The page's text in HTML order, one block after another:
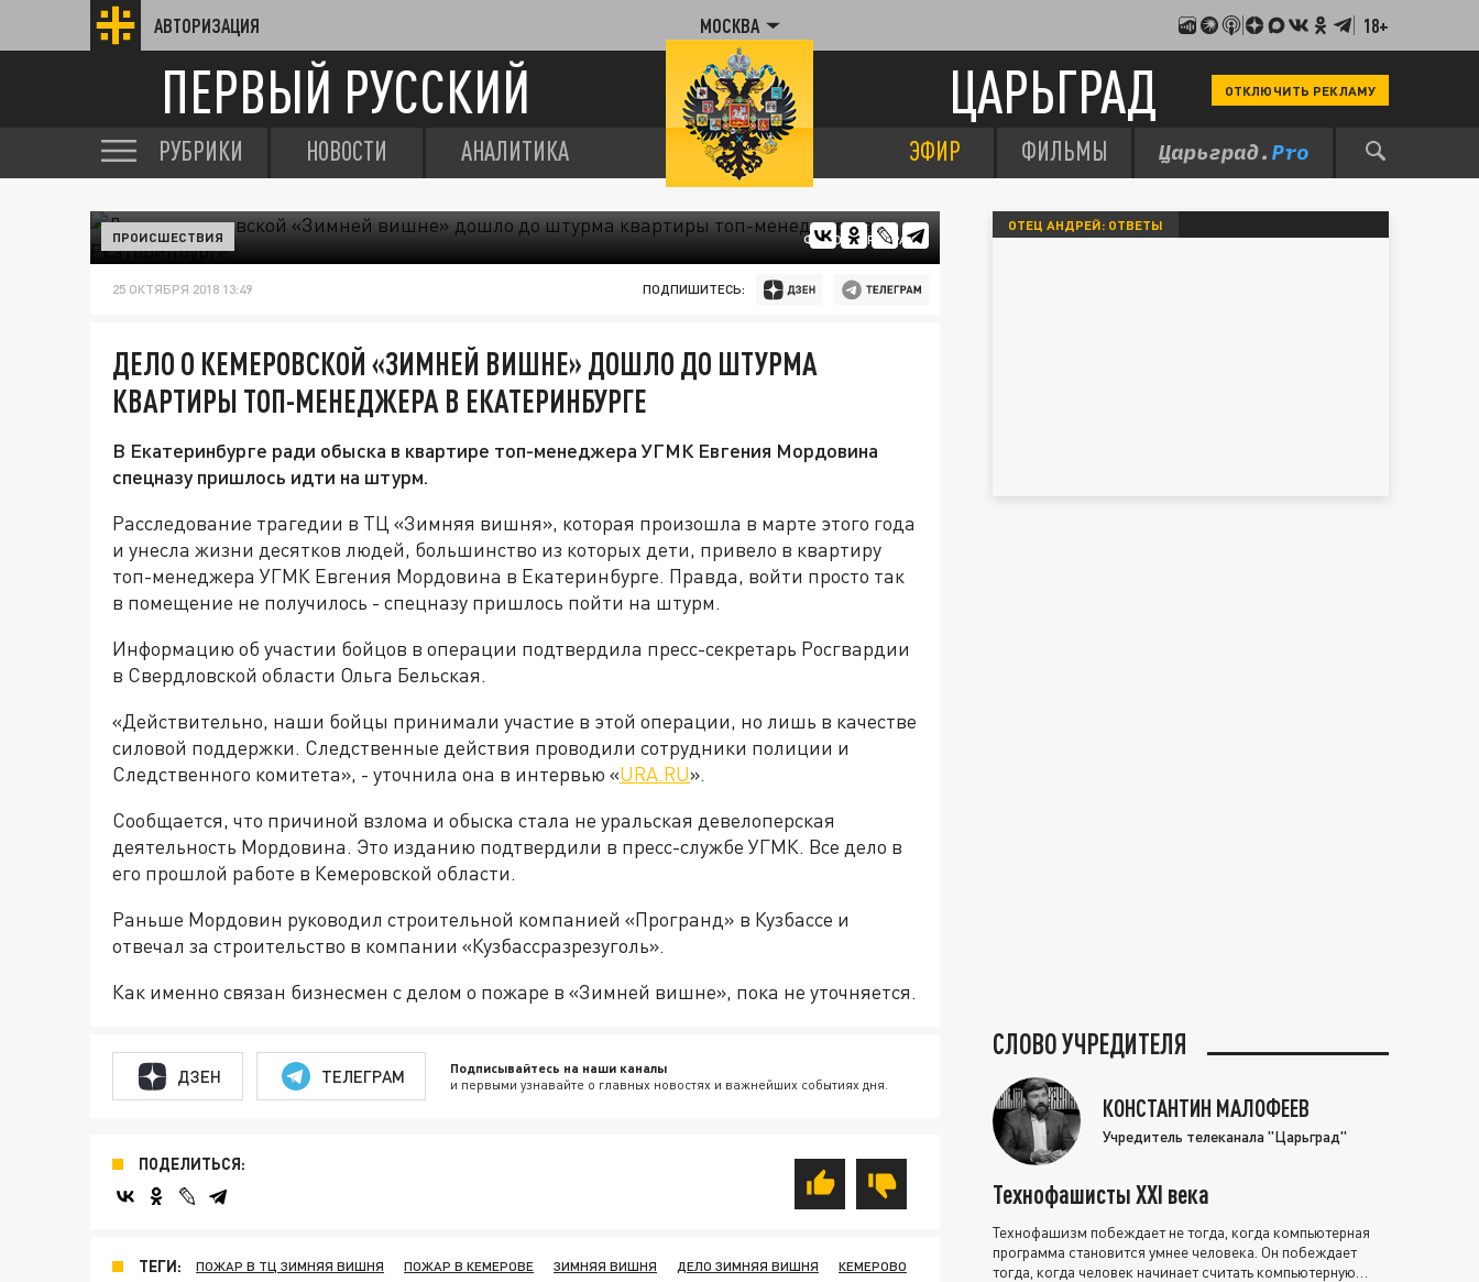
АВТОРИЗАЦИЯ МОСКВА 18+
ПЕРВЫЙ РУССКИЙ ЦАРЬГРАД ОТКЛЮЧИТЬ РЕКЛАМУ
РУБРИКИ НОВОСТИ АНАЛИТИКА ЭФИР ФИЛЬМЫ
ФОТО: ЦАРЬГРАД
ПРОИСШЕСТВИЯ
25 ОКТЯБРЯ 2018 13:49 ПОДПИШИТЕСЬ:
ДЕЛО О КЕМЕРОВСКОЙ «ЗИМНЕЙ ВИШНЕ» ДОШЛО ДО ШТУРМА
КВАРТИРЫ ТОП-МЕНЕДЖЕРА В ЕКАТЕРИНБУРГЕ
В Екатеринбурге ради обыска в квартире топ-менеджера УГМК Евгения Мордовина
спецназу пришлось идти на штурм.
Расследование трагедии в ТЦ «Зимняя вишня», которая произошла в марте этого года
и унесла жизни десятков людей, большинство из которых дети, привело в квартиру
топ-менеджера УГМК Евгения Мордовина в Екатеринбурге. Правда, войти просто так
в помещение не получилось - спецназу пришлось пойти на штурм.
Информацию об участии бойцов в операции подтвердила пресс-секретарь Росгвардии
в Свердловской области Ольга Бельская.
«Действительно, наши бойцы принимали участие в этой операции, но лишь в качестве
силовой поддержки. Следственные действия проводили сотрудники полиции и
Следственного комитета», - уточнила она в интервью «URA.RU».
Сообщается, что причиной взлома и обыска стала не уральская девелоперская
деятельность Мордовина. Это изданию подтвердили в пресс-службе УГМК. Все дело в
его прошлой работе в Кемеровской области.
Раньше Мордовин руководил строительной компанией «Програнд» в Кузбассе и
отвечал за строительство в компании «Кузбассразрезуголь».
Как именно связан бизнесмен с делом о пожаре в «Зимней вишне», пока не уточняется.
ДЗЕН ТЕЛЕГРАМ Подписывайтесь на наши каналы
и первыми узнавайте о главных новостях и важнейших событиях дня.
ПОДЕЛИТЬСЯ:
ТЕГИ: ПОЖАР В ТЦ ЗИМНЯЯ ВИШНЯ ПОЖАР В КЕМЕРОВЕ ЗИМНЯЯ ВИШНЯ ДЕЛО ЗИМНЯЯ ВИШНЯ КЕМЕРОВО
ОТЕЦ АНДРЕЙ: ОТВЕТЫ
СЛОВО УЧРЕДИТЕЛЯ
КОНСТАНТИН МАЛОФЕЕВ
Учредитель телеканала "Царьград"
Технофашисты XXI века
Технофашизм побеждает не тогда, когда компьютерная
программа становится умнее человека. Он побеждает
тогда, когда человек начинает считать компьютерную